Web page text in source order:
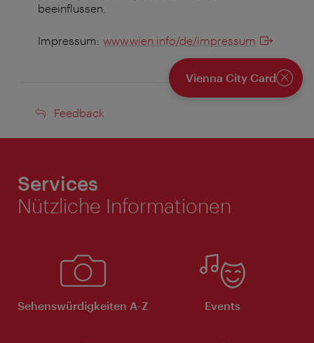
beeinflussen.
Impressum: www.wien.info/de/impressum
Feedback
Feedback
Vienna City Card
Services
Nützliche Informationen
Sehenswürdigkeiten A-Z Events